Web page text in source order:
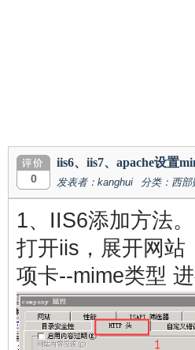
0
iis6、iis7、apache设置
发表者：kanghui 分类：西
1、IIS6添加方法。
打开iis，展开网站
项卡--mime类型 进